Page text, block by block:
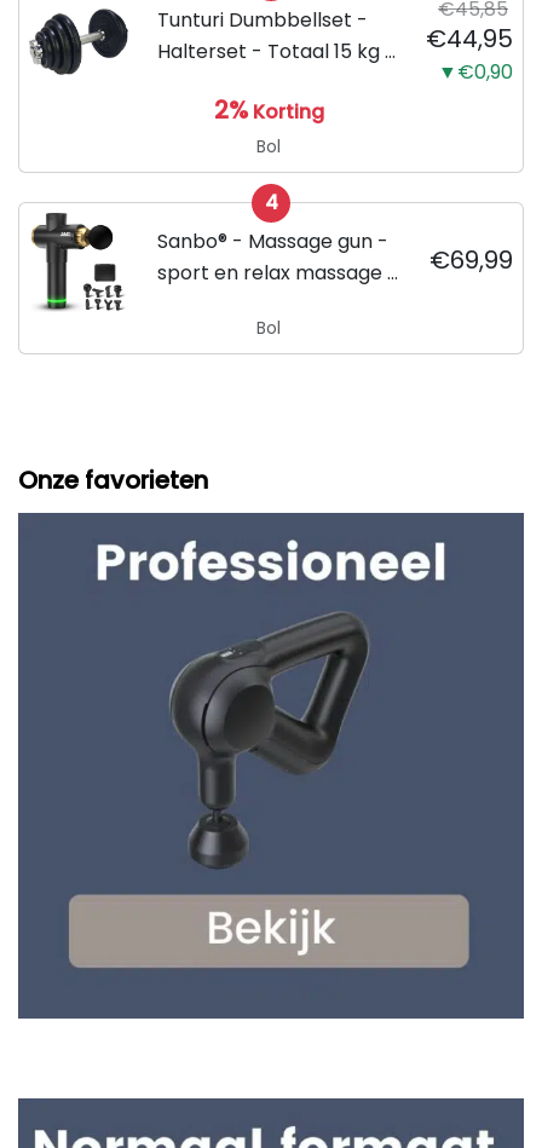
Tunturi Dumbbellset -
Halterset - Totaal 15 kg -
€45,85
€44,95
▼€0,90
2% Korting
Bol
4
Sanbo® - Massage gun -
sport en relax massage -
Koffer - inclusief APP
€69,99
Bol
Onze favorieten